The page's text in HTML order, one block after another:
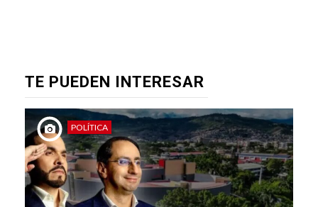
TE PUEDEN INTERESAR
POLÍTICA